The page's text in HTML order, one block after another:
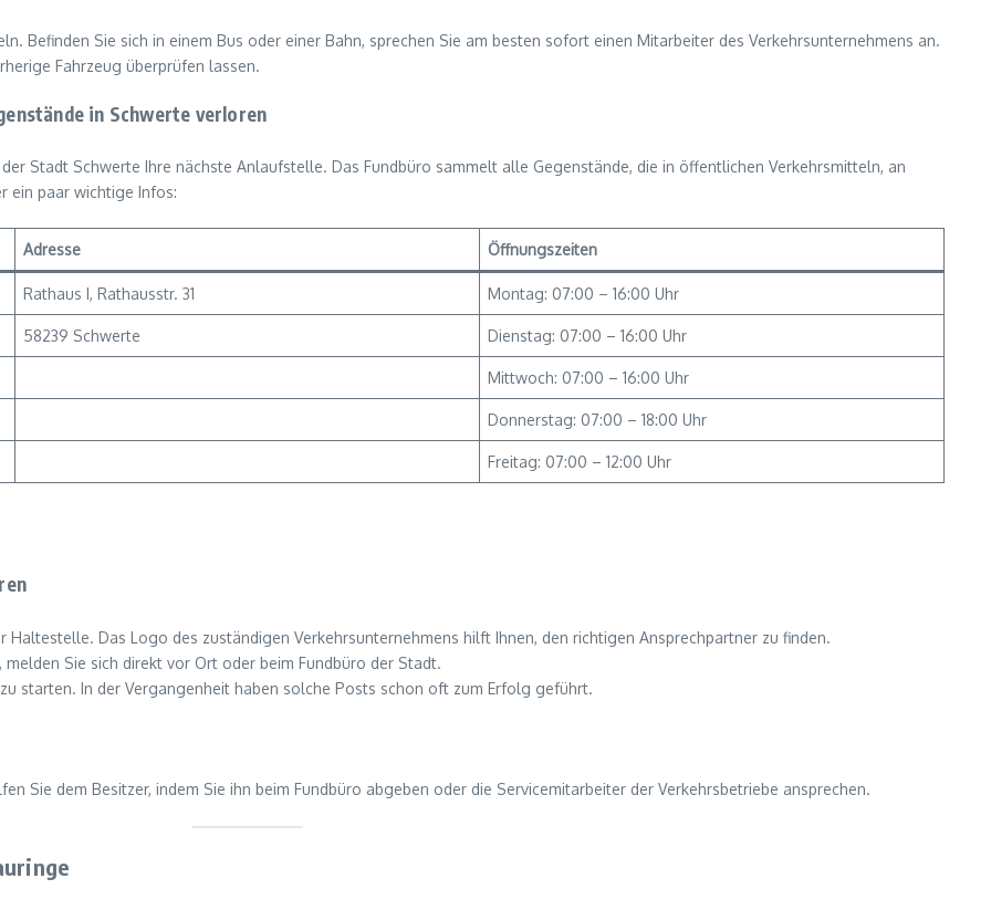
Befinden Sie sich in einem Bus oder einer Bahn, sprechen Sie am besten sofort einen Mitarbeiter des Verkehrsunternehmens an.
Fahrzeug überprüfen lassen.
in Schwerte verloren
Stadt Schwerte Ihre nächste Anlaufstelle. Das Fundbüro sammelt alle Gegenstände, die in öffentlichen Verkehrsmitteln, an
ein paar wichtige Infos:
Adresse Öffnungszeiten
Rathaus I, Rathausstr. 31 Montag: 07:00 – 16:00 Uhr
58239 Schwerte Dienstag: 07:00 – 16:00 Uhr
Mittwoch: 07:00 – 16:00 Uhr
Donnerstag: 07:00 – 18:00 Uhr
Freitag: 07:00 – 12:00 Uhr
Haltestelle. Das Logo des zuständigen Verkehrsunternehmens hilft Ihnen, den richtigen Ansprechpartner zu finden.
Sie sich direkt vor Ort oder beim Fundbüro der Stadt.
starten. In der Vergangenheit haben solche Posts schon oft zum Erfolg geführt.
Sie dem Besitzer, indem Sie ihn beim Fundbüro abgeben oder die Servicemitarbeiter der Verkehrsbetriebe ansprechen.